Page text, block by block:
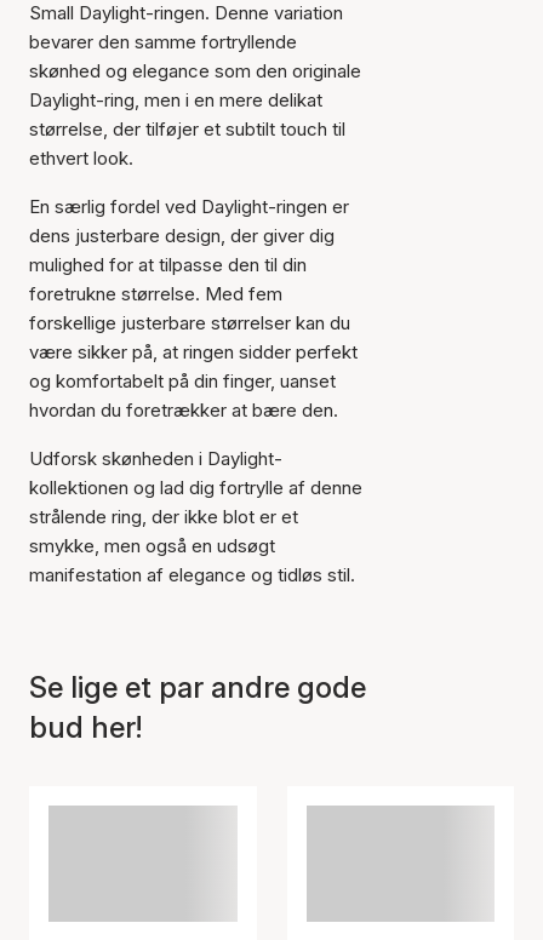
Varen er tilføjet til kurven
Small Daylight-ringen. Denne variation
bevarer den samme fortryllende
skønhed og elegance som den originale
Daylight-ring, men i en mere delikat
størrelse, der tilføjer et subtilt touch til
ethvert look.
En særlig fordel ved Daylight-ringen er
dens justerbare design, der giver dig
mulighed for at tilpasse den til din
foretrukne størrelse. Med fem
forskellige justerbare størrelser kan du
være sikker på, at ringen sidder perfekt
og komfortabelt på din finger, uanset
hvordan du foretrækker at bære den.
Udforsk skønheden i Daylight-
kollektionen og lad dig fortrylle af denne
strålende ring, der ikke blot er et
smykke, men også en udsøgt
manifestation af elegance og tidløs stil.
Se lige et par andre gode
bud her!